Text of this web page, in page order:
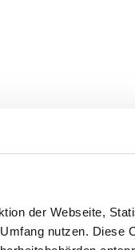
der Webseite,
nutzen.